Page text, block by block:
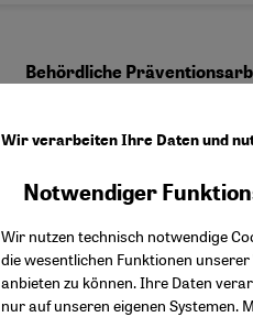
Behördliche
Prüfender
Deutsch English
Wir verarbeiten Ihre Daten und
Notwendiger
Wir nutzen technisch notwendige
die wesentlichen Funktionen
anbieten zu können. Ihre Daten
nur auf unseren eigenen Systemen.